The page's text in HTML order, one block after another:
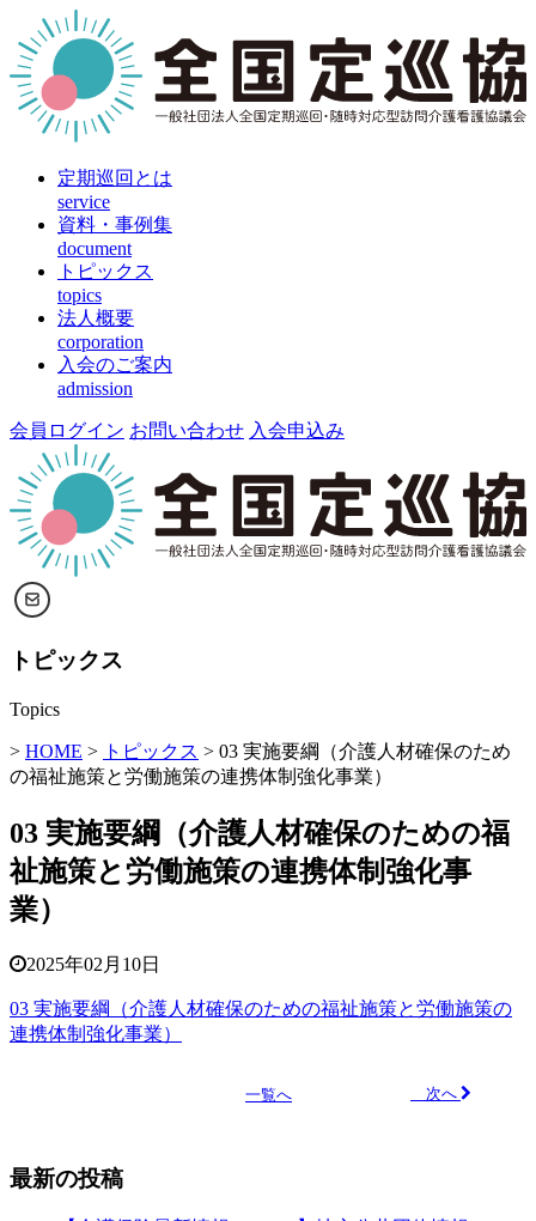
定期巡回とは
service
資料・事例集
document
トピックス
topics
法人概要
corporation
入会のご案内
admission
会員ログイン お問い合わせ 入会申込み
トピックス
Topics
> HOME > トピックス > 03 実施要綱（介護人材確保のため
の福祉施策と労働施策の連携体制強化事業）
03 実施要綱（介護人材確保のための福
祉施策と労働施策の連携体制強化事
業）
2025年02月10日
03 実施要綱（介護人材確保のための福祉施策と労働施策の
連携体制強化事業）
一覧へ 次へ
最新の投稿